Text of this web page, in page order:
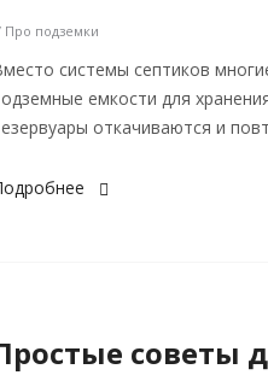
Про подземки
системы септиков
емкости для
откачиваются и
советы